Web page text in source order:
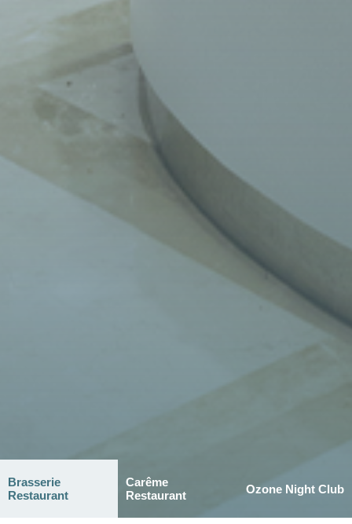
Brasserie
Restaurant
Carême
Restaurant
Ozone Night Club